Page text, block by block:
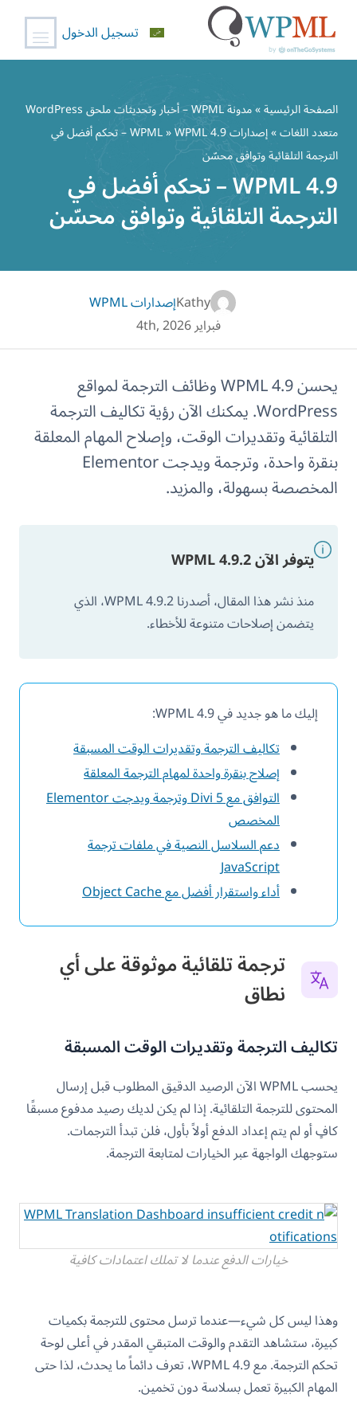
المحتوى
تسجيل الدخول
الصفحة الرئيسية»
مدونة WPML – أخبار وتحديثات ملحق WordPress
متعدد اللغات»إصدارات WPML
» WPML 4.9 – تحكم أفضل في
الترجمة التلقائية وتوافق محسّن
WPML 4.9 – تحكم أفضل في
الترجمة التلقائية وتوافق محسّن
Kathyإصدارات WPML
فبراير 4th, 2026
يحسن WPML 4.9 وظائف الترجمة لمواقع
WordPress. يمكنك الآن رؤية تكاليف الترجمة
التلقائية وتقديرات الوقت، وإصلاح المهام المعلقة
بنقرة واحدة، وترجمة ويدجت Elementor
المخصصة بسهولة، والمزيد.
يتوفر الآن WPML 4.9.2
منذ نشر هذا المقال، أصدرنا WPML 4.9.2، الذي
يتضمن إصلاحات متنوعة للأخطاء.
إليك ما هو جديد في WPML 4.9:
تكاليف الترجمة وتقديرات الوقت المسبقة
إصلاح بنقرة واحدة لمهام الترجمة المعلقة
التوافق مع Divi 5 وترجمة ويدجت Elementor
المخصص
دعم السلاسل النصية في ملفات ترجمة
JavaScript
أداء واستقرار أفضل مع Object Cache
ترجمة تلقائية موثوقة على أي
نطاق
تكاليف الترجمة وتقديرات الوقت المسبقة
يحسب WPML الآن الرصيد الدقيق المطلوب قبل إرسال
المحتوى للترجمة التلقائية. إذا لم يكن لديك رصيد مدفوع مسبقًا
كافٍ أو لم يتم إعداد الدفع أولاً بأول، فلن تبدأ الترجمات.
ستوجهك الواجهة عبر الخيارات لمتابعة الترجمة.
خيارات الدفع عندما لا تملك اعتمادات كافية
وهذا ليس كل شيء—عندما ترسل محتوى للترجمة بكميات
كبيرة، ستشاهد التقدم والوقت المتبقي المقدر في أعلى لوحة
تحكم الترجمة. مع WPML 4.9، تعرف دائماً ما يحدث، لذا حتى
المهام الكبيرة تعمل بسلاسة دون تخمين.